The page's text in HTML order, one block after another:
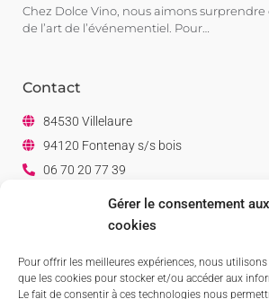
Gérer le consentement aux
cookies
Pour offrir les meilleures expériences, nous
que les cookies pour stocker et/ou accéder aux
Le fait de consentir à ces technologies nous
Chez Dolce Vino, nous aimons surprendre
de l’art de l’événementiel. Pour…
Contact
84530 Villelaure
94120 Fontenay s/s bois
06 70 20 77 39